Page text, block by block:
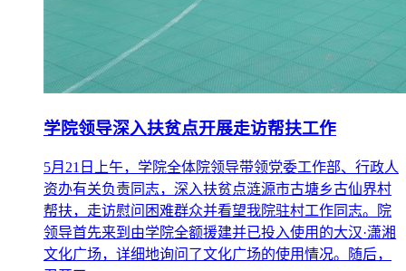
学院领导深入扶贫点开展走访帮扶工作
5月21日上午，学院全体院领导带领党委工作部、行政人
资办有关负责同志，深入扶贫点涟源市古塘乡古仙界村
帮扶，走访慰问困难群众并看望我院驻村工作同志。院
领导首先来到由学院全额援建并已投入使用的大汉·潇湘
文化广场，详细地询问了文化广场的使用情况。随后，
召开了
17 2019-05